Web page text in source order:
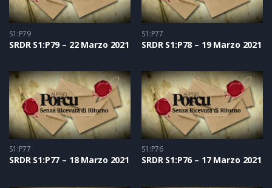
S1:P79
SRDR S1:P79 – 22 Marzo 2021
S1:P77
SRDR S1:P78 – 19 Marzo 2021
S1:P77
SRDR S1:P77 – 18 Marzo 2021
S1:P76
SRDR S1:P76 – 17 Marzo 2021